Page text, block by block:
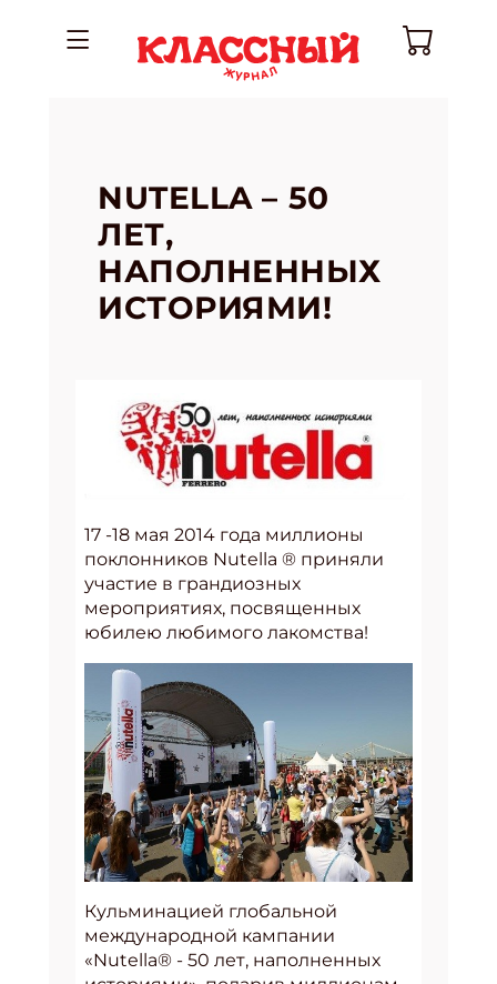
NUTELLA – 50
ЛЕТ,
НАПОЛНЕННЫХ
ИСТОРИЯМИ!
17 -18 мая 2014 года миллионы
поклонников Nutella ® приняли
участие в грандиозных
мероприятиях, посвященных
юбилею любимого лакомства!
Кульминацией глобальной
международной кампании
«Nutella® - 50 лет, наполненных